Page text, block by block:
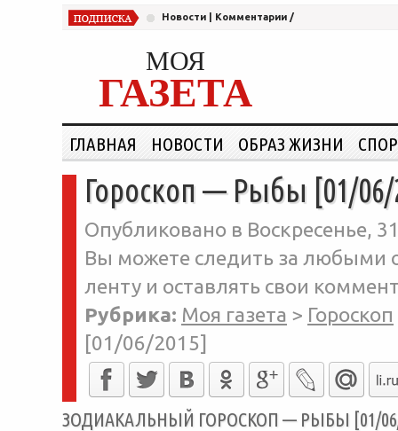
Новости Комментарии /
МОЯ
ГАЗЕТА
ГЛАВНАЯ НОВОСТИ ОБРАЗ ЖИЗНИ
Гороскоп — Рыбы [01/06/
Опубликовано в Воскресенье,
Вы можете следить за любыми
ленту и оставлять свои
Рубрика: Моя газета > Гороскоп
[01/06/2015]
ЗОДИАКАЛЬНЫЙ ГОРОСКОП — РЫБЫ [01/